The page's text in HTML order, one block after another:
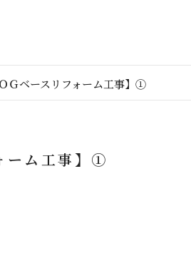
Ｇベースリフォーム工事】①
ーム工事】①